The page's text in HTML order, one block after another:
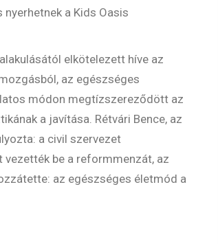
a Kids Oasis
elkötelezett híve az
az egészséges
módon megtízszereződött az
a javítása. Rétvári Bence, az
a civil szervezet
vezették be a reformmenzát, az
az egészséges életmód a